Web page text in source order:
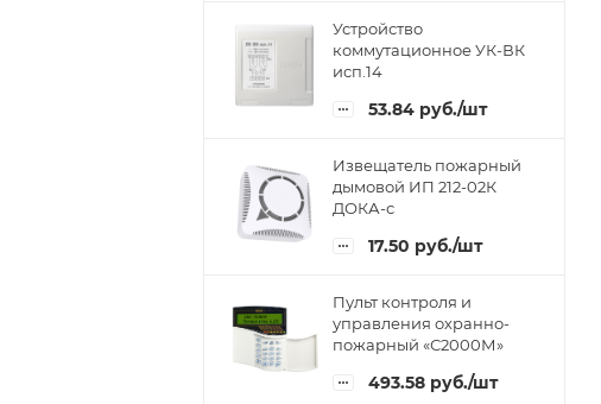
Устройство
коммутационное УК-ВК
исп.14
53.84 руб./шт
Извещатель пожарный
дымовой ИП 212-02К
ДОКА-с
17.50 руб./шт
Пульт контроля и
управления охранно-
пожарный «С2000М»
493.58 руб./шт